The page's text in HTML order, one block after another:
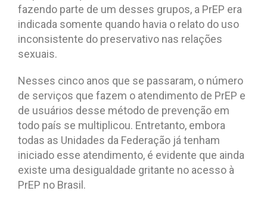
fazendo parte de um desses grupos, a PrEP era
indicada somente quando havia o relato do uso
inconsistente do preservativo nas relações
sexuais.
Nesses cinco anos que se passaram, o número
de serviços que fazem o atendimento de PrEP e
de usuários desse método de prevenção em
todo país se multiplicou. Entretanto, embora
todas as Unidades da Federação já tenham
iniciado esse atendimento, é evidente que ainda
existe uma desigualdade gritante no acesso à
PrEP no Brasil.